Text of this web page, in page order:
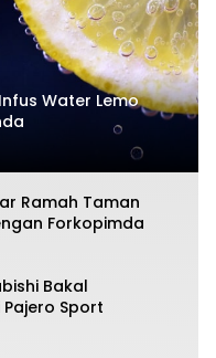
Water Lemo
Ramah Taman
Forkopimda
Bakal
Sport